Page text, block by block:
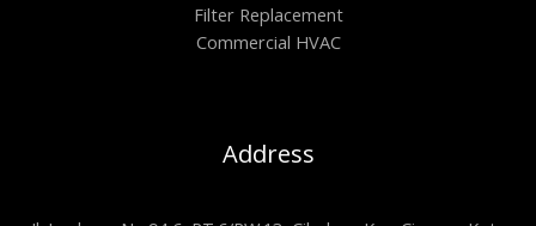
Filter Replacement
Commercial HVAC
Address